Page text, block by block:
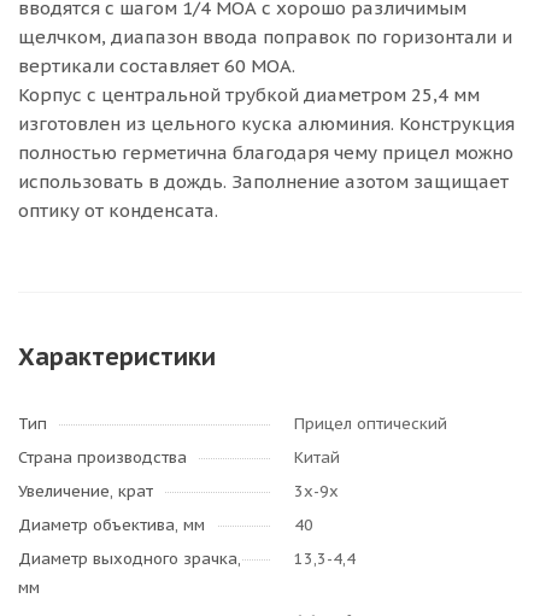
вводятся с шагом 1/4 МОА с хорошо различимым
щелчком, диапазон ввода поправок по горизонтали и
вертикали составляет 60 МОА.
Корпус с центральной трубкой диаметром 25,4 мм
изготовлен из цельного куска алюминия. Конструкция
полностью герметична благодаря чему прицел можно
использовать в дождь. Заполнение азотом защищает
оптику от конденсата.
Характеристики
Тип
Прицел оптический
Страна производства
Китай
Увеличение, крат
3х-9х
Диаметр объектива, мм
40
Диаметр выходного зрачка,
мм
13,3-4,4